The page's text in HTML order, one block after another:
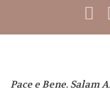
Pace e Bene. Salam